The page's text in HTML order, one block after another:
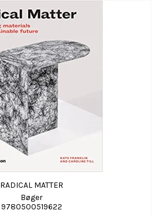
RADICAL MATTER
Bøger
9780500519622